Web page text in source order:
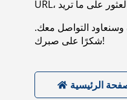
التواصل معك.
شكرًا على صبرك!
الرئيسية